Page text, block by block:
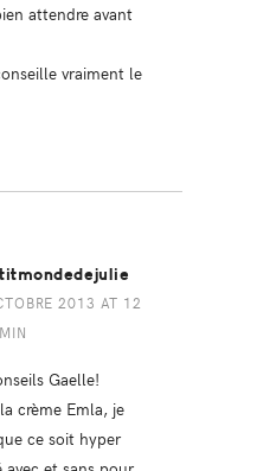
attendre avant
vraiment le
2013 AT 12
Gaelle!
crème Emla, je
ce soit hyper